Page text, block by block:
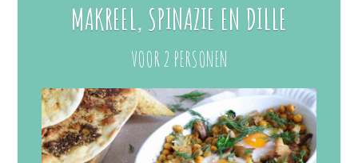
MAKREEL, SPINAZIE EN DILLE
VOOR 2 PERSONEN